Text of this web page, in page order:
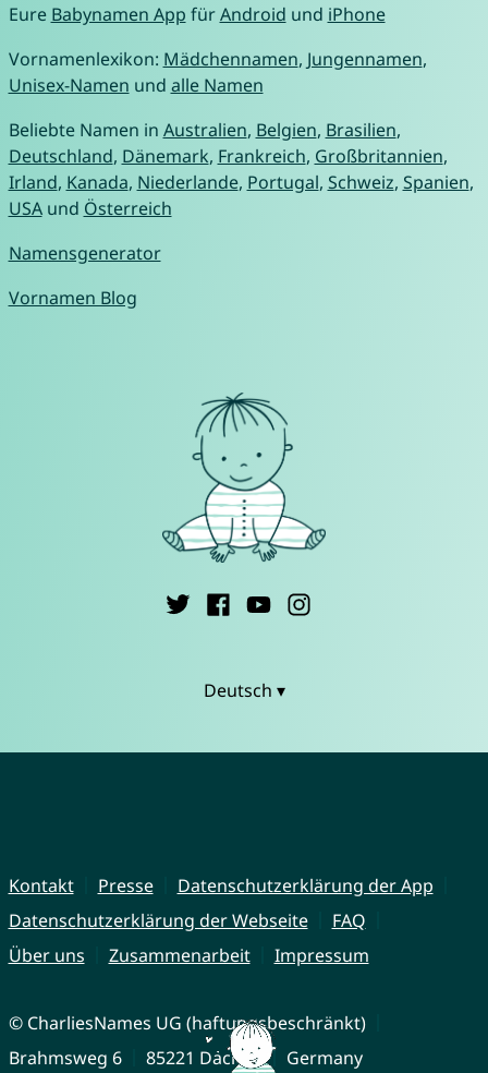
Eure Babynamen App fürAndroid und iPhone
Vornamenlexikon: Mädchennamen, Jungennamen,
Unisex-Namen und alle Namen
Beliebte Namen in Australien, Belgien, Brasilien,
Deutschland, Dänemark, Frankreich, Großbritannien,
Irland, Kanada, Niederlande, Portugal, Schweiz, Spanien,
USAund Österreich
Namensgenerator
Vornamen Blog
Deutsch ▾
Kontakt Presse
Datenschutzerklärung der App
Datenschutzerklärung der Webseite
FAQ
Über uns
Zusammenarbeit Impressum
© CharliesNames UG (haftungsbeschränkt)
Brahmsweg 6
85221 Dachau Germany